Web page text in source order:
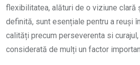
flexibilitatea, alături de o viziune clară
definită, sunt esențiale pentru a reuși
calități precum perseverenta si
considerată de mulți un factor